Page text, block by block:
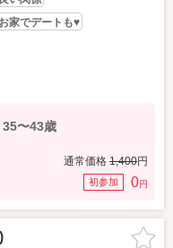
家でデートも♥
35〜43歳
通常価格 1,400円
初参加 0円